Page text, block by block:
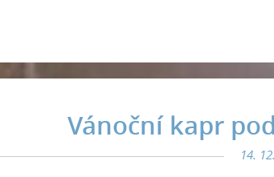
Vánoční kapr
14.